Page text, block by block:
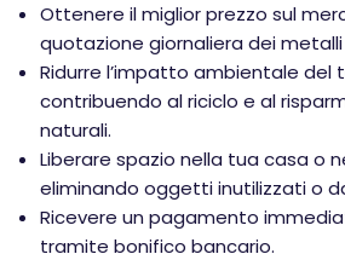
Ottenere il miglior prezzo sul
quotazione giornaliera dei metalli
Ridurre l’impatto ambientale del
contribuendo al riciclo e al
naturali.
Liberare spazio nella tua casa o
eliminando oggetti inutilizzati o
Ricevere un pagamento
tramite bonifico bancario.